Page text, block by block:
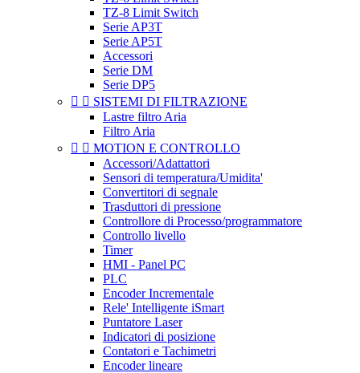
TZ-8 Limit Switch
Serie AP3T
Serie AP5T
Accessori
Serie DM
Serie DP5
  SISTEMI DI FILTRAZIONE
Lastre filtro Aria
Filtro Aria
  MOTION E CONTROLLO
Accessori/Adattattori
Sensori di temperatura/Umidita'
Convertitori di segnale
Trasduttori di pressione
Controllore di Processo/programmatore
Controllo livello
Timer
HMI - Panel PC
PLC
Encoder Incrementale
Rele' Intelligente iSmart
Puntatore Laser
Indicatori di posizione
Contatori e Tachimetri
Encoder lineare